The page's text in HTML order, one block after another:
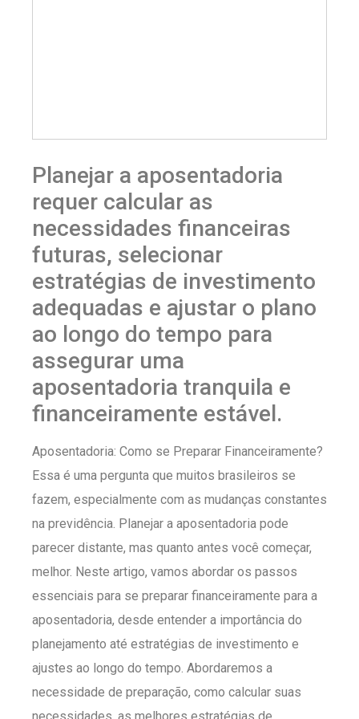
Planejar a aposentadoria
requer calcular as
necessidades financeiras
futuras, selecionar
estratégias de investimento
adequadas e ajustar o plano
ao longo do tempo para
assegurar uma
aposentadoria tranquila e
financeiramente estável.
Aposentadoria: Como se Preparar Financeiramente?
Essa é uma pergunta que muitos brasileiros se
fazem, especialmente com as mudanças constantes
na previdência. Planejar a aposentadoria pode
parecer distante, mas quanto antes você começar,
melhor. Neste artigo, vamos abordar os passos
essenciais para se preparar financeiramente para a
aposentadoria, desde entender a importância do
planejamento até estratégias de investimento e
ajustes ao longo do tempo. Abordaremos a
necessidade de preparação, como calcular suas
necessidades, as melhores estratégias de